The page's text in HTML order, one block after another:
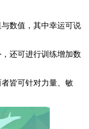
数值，其中幸运可说
还可进行训练增加数
皆可针对力量、敏